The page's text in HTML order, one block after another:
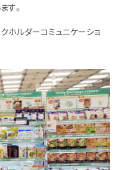
す。
ホルダーコミュニケーショ